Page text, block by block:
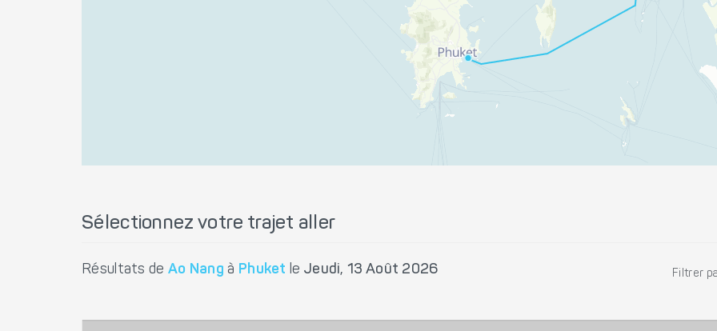
Sélectionnez votre trajet aller
Résultats de Ao Nang à Phuket le Jeudi, 13 Août 2026 Filtrer